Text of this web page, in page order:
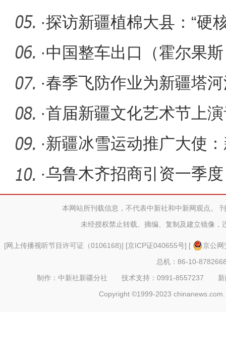
·探访新疆植棉大县：“硬
花”
·中国整车出口（霍尔果
·春季飞防作业为新疆塔
亩胡杨成
·首届新疆文化艺术节上
依卡》
·新疆冰雪运动推广大使
世界顶级
·乌鲁木齐招商引资一季
量、增速、
本网站所刊载信息，不代表中新社和中新网观点。
未经授权禁止转载、摘编、复制及建立镜像，
[网上传播视听节目许可证（0106168)] [京ICP证040655号] [
京公
总机：86-10-
制作：中新社新疆分社 技术支持：0991-8557237
Copyright ©1999-2023